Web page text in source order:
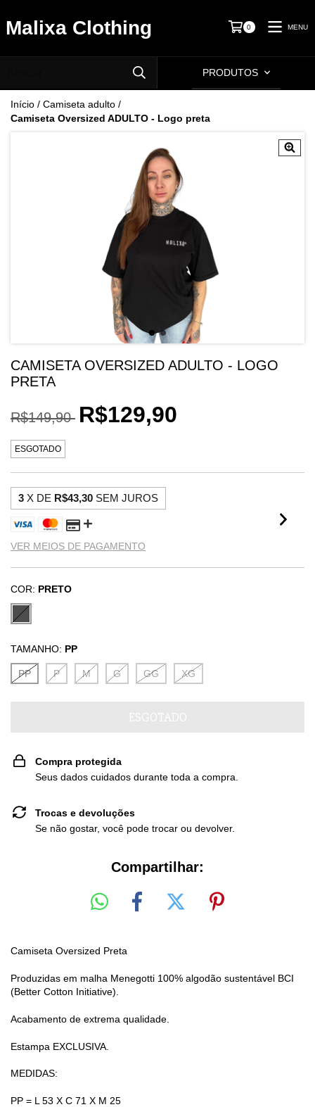
Malixa Clothing 0 MENU
PRODUTOS
Início / Camiseta adulto /
Camiseta Oversized ADULTO - Logo preta
CAMISETA OVERSIZED ADULTO - LOGO
PRETA
R$149,90 R$129,90
ESGOTADO
3 X DE R$43,30 SEM JUROS
VER MEIOS DE PAGAMENTO
COR: PRETO
TAMANHO: PP
PP P M G GG XG
Compra protegida
Seus dados cuidados durante toda a compra.
Trocas e devoluções
Se não gostar, você pode trocar ou devolver.
Compartilhar:
Camiseta Oversized Preta
Produzidas em malha Menegotti 100% algodão sustentável BCI
(Better Cotton Initiative).
Acabamento de extrema qualidade.
Estampa EXCLUSIVA.
MEDIDAS:
PP = L 53 X C 71 X M 25